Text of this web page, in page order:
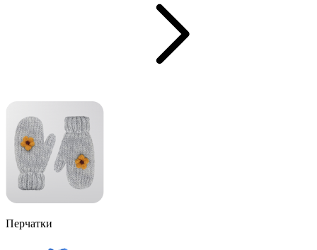
Перчатки